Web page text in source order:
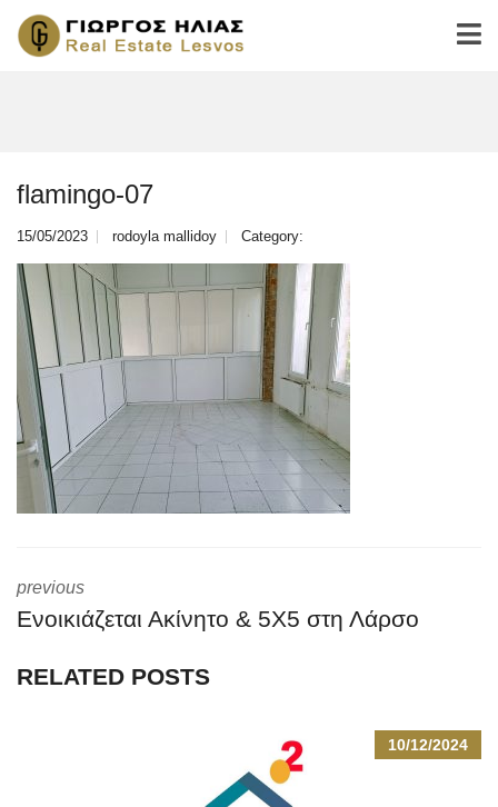
flamingo-07
15/05/2023 rodoyla mallidoy Category:
previous
Ενοικιάζεται Ακίνητο & 5Χ5 στη Λάρσο
RELATED POSTS
10/12/2024